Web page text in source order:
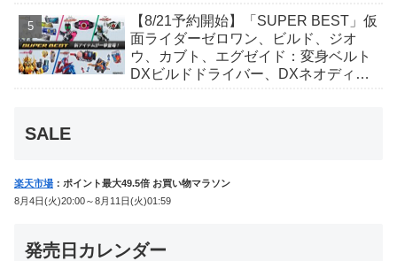
か豪華特典付き！
【8/21予約開始】「SUPER BEST」仮
面ライダーゼロワン、ビルド、ジオ
ウ、カブト、エグゼイド：変身ベルト
DXビルドドライバー、DXネオディケ
SALE
楽天市場 ：ポイント最大49.5倍 お買い物マラソン
8月4日(火)20:00～8月11日(火)01:59
発売日カレンダー